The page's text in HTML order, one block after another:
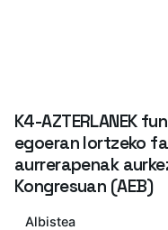
K4-AZTERLANEK
egoeran lortzeko
aurrerapenak
Kongresuan (AEB)
Albistea